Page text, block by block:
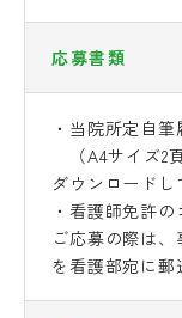
応募書類
・当院所定自筆
（A4サイズ2
ダウンロードし
・看護師免許の
ご応募の際は
を看護部宛に郵